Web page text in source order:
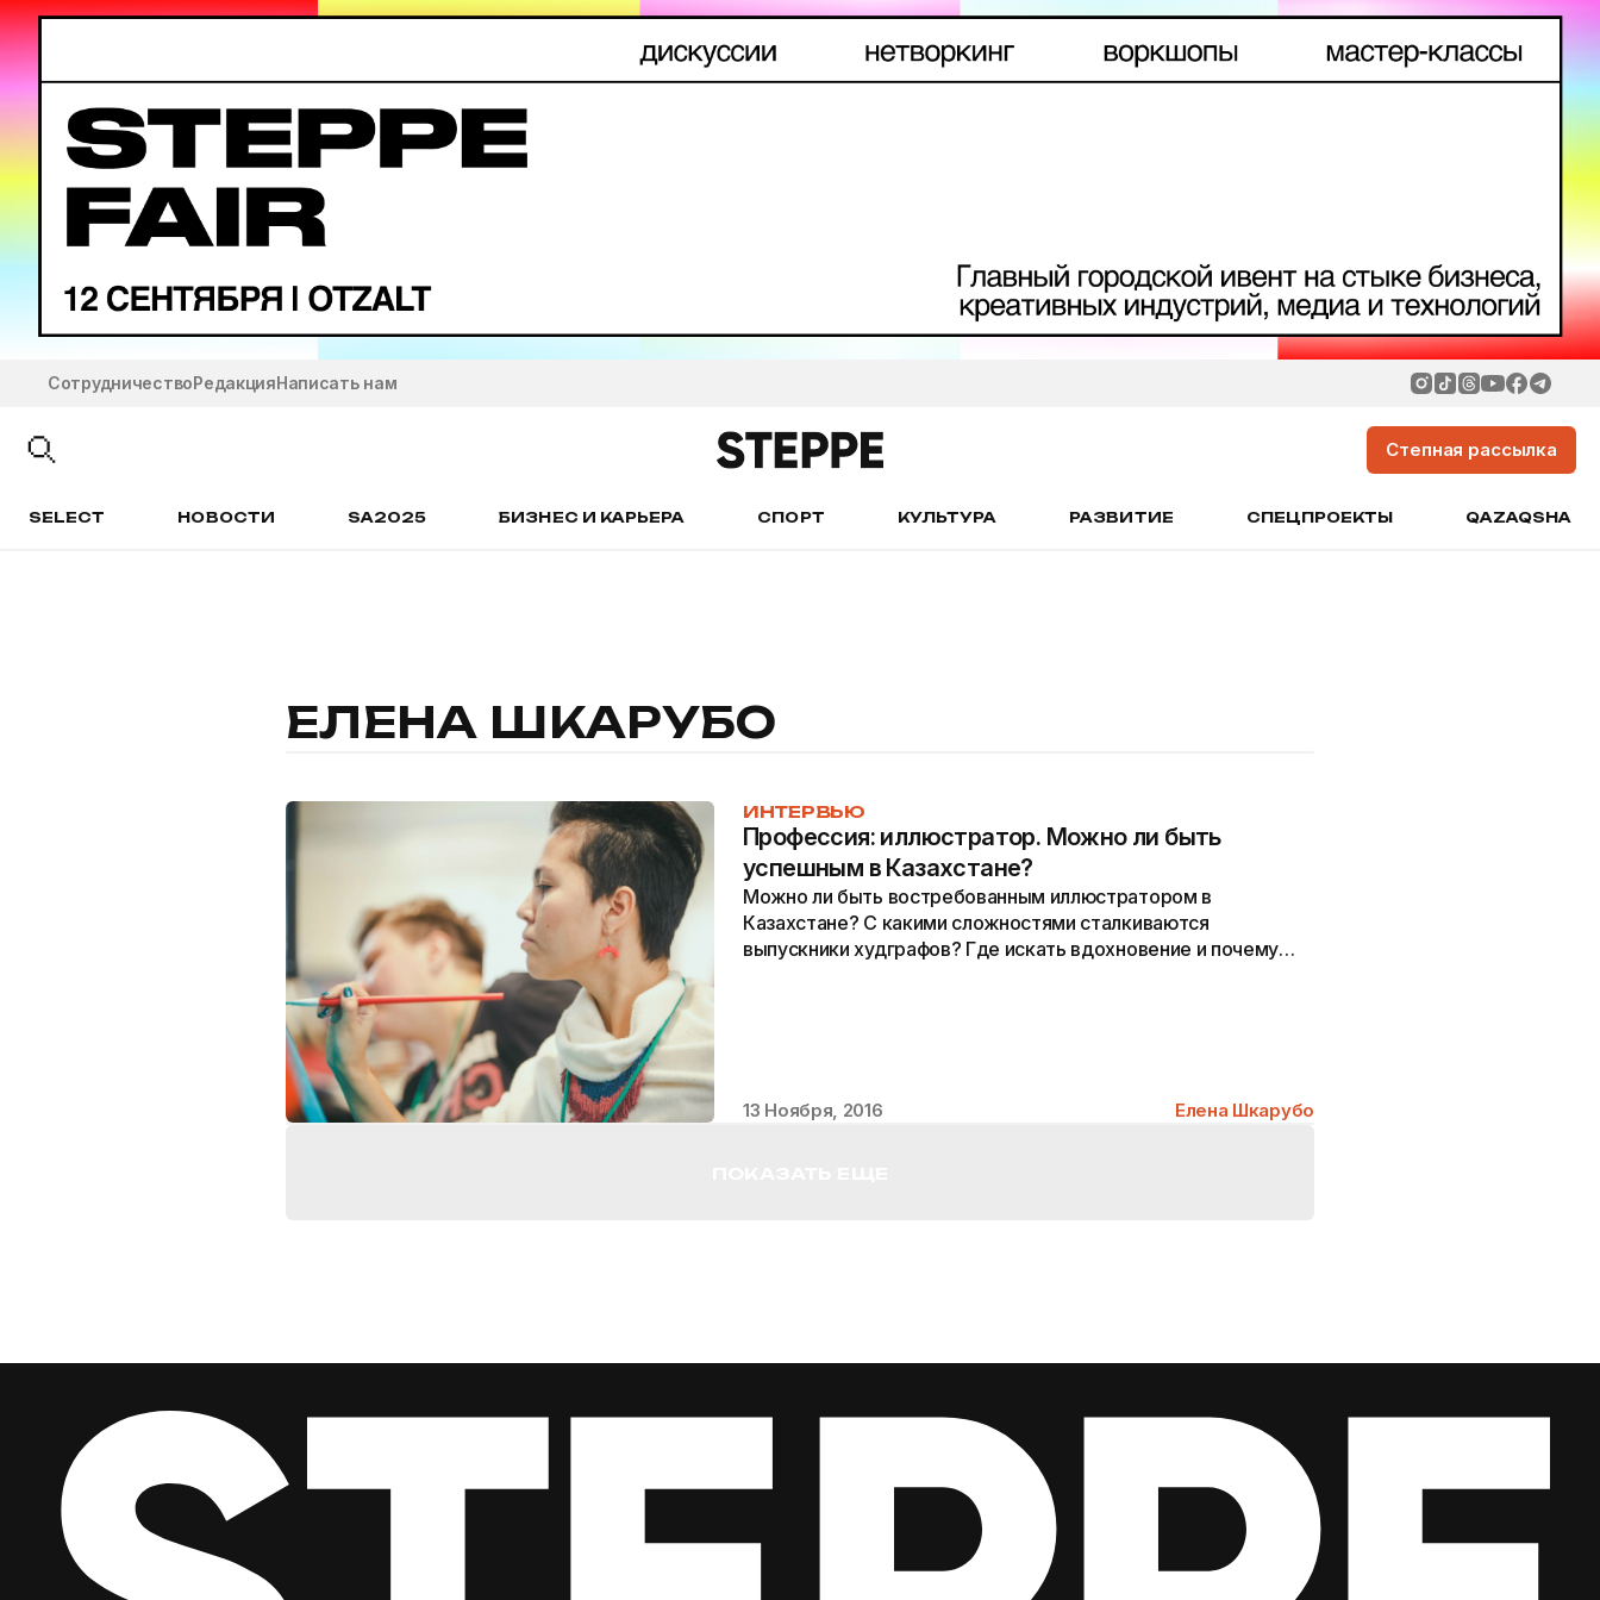
СотрудничествоРедакцияНаписать нам
Степная рассылка
SELECT НОВОСТИ SA2025 БИЗНЕС И КАРЬЕРА СПОРТ КУЛЬТУРА РАЗВИТИЕ СПЕЦПРОЕКТЫ QAZAQSHA
ЕЛЕНА ШКАРУБО
ИНТЕРВЬЮ
Профессия: иллюстратор. Можно ли быть
успешным в Казахстане?
Можно ли быть востребованным иллюстратором в
Казахстане? С какими сложностями сталкиваются
выпускники худграфов? Где искать вдохновение и почему
13 Ноября, 2016 Елена Шкарубо